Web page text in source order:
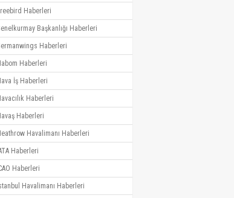
Haberleri
Başkanlığı Haberleri
Haberleri
Haberleri
İş Haberleri
Haberleri
Haberleri
Havalimanı Haberleri
Haberleri
Haberleri
Havalimanı Haberleri